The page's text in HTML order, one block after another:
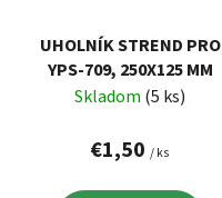
UHOLNÍK STREND PRO
YPS-709, 250X125 MM
Skladom (5 ks)
€1,50 / ks